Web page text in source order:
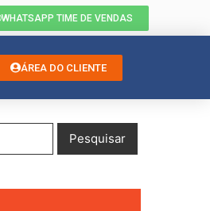
WHATSAPP TIME DE VENDAS
ÁREA DO CLIENTE